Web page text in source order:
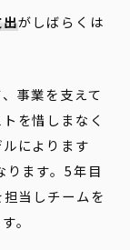
出がしばらくは
事業を支えて
を惜しまなく
によります
ります。5年目
当しチームを
。